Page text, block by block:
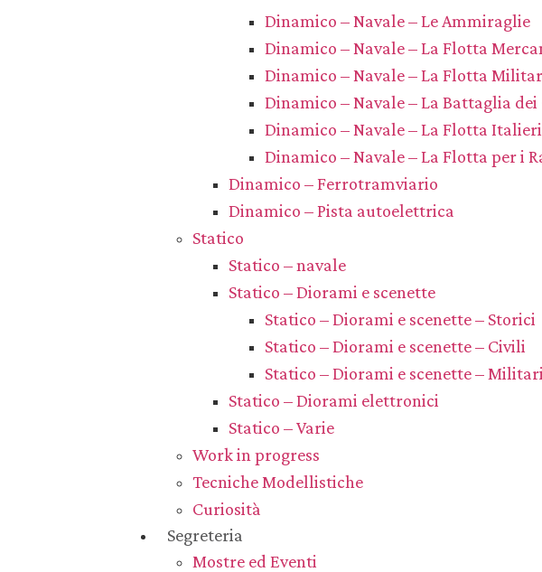
Dinamico – Navale – Le Ammiraglie
Dinamico – Navale – La Flotta
Dinamico – Navale – La Flotta
Dinamico – Navale – La Battaglia dei
Dinamico – Navale – La Flotta Italieri
Dinamico – Navale – La Flotta per i
Dinamico – Ferrotramviario
Dinamico – Pista autoelettrica
Statico
Statico – navale
Statico – Diorami e scenette
Statico – Diorami e scenette – Storici
Statico – Diorami e scenette – Civili
Statico – Diorami e scenette – Militari
Statico – Diorami elettronici
Statico – Varie
Work in progress
Tecniche Modellistiche
Curiosità
Segreteria
Mostre ed Eventi